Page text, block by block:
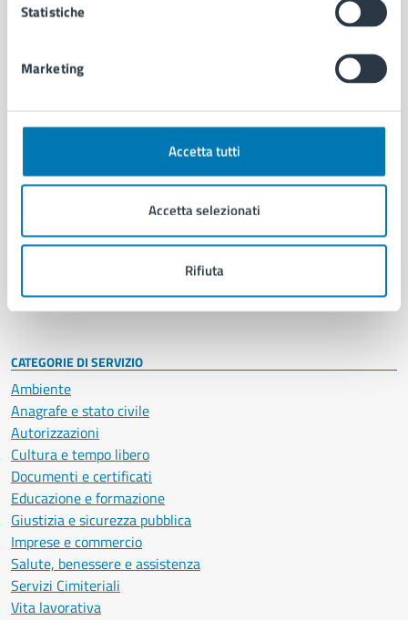
Statistiche
Marketing
Accetta tutti
Accetta selezionati
Rifiuta
Aree amministrative
Uffici
Politici
Intranet, posta aziendale e protocollo
CATEGORIE DI SERVIZIO
Ambiente
Anagrafe e stato civile
Autorizzazioni
Cultura e tempo libero
Documenti e certificati
Educazione e formazione
Giustizia e sicurezza pubblica
Imprese e commercio
Salute, benessere e assistenza
Servizi Cimiteriali
Vita lavorativa